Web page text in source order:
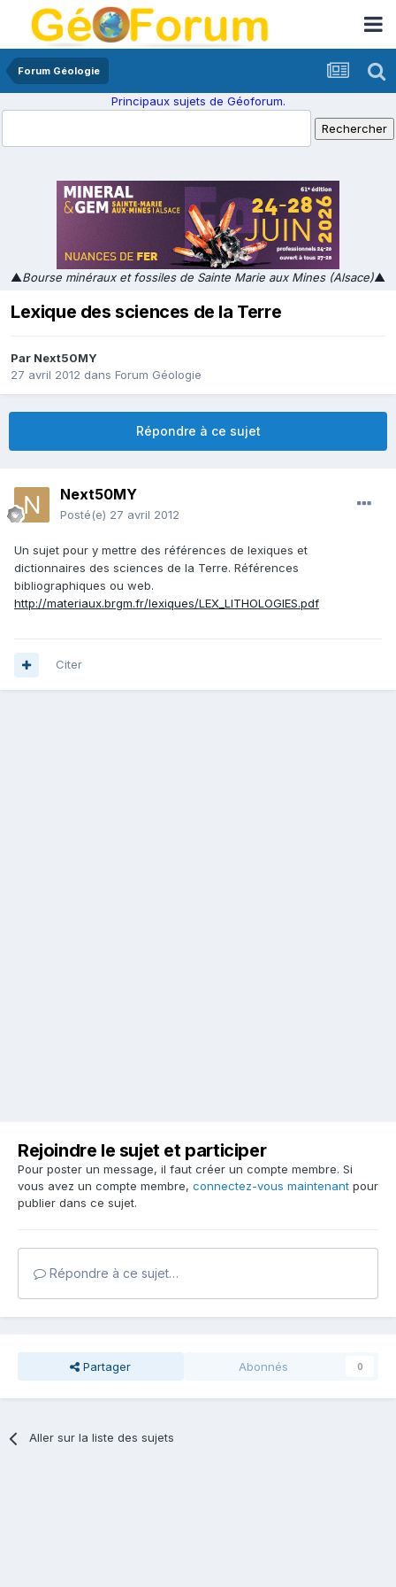
Forum Géologie
Principaux sujets de Géoforum.
▲Bourse minéraux et fossiles de Sainte Marie aux Mines (Alsace)▲
Lexique des sciences de la Terre
Par Next50MY
27 avril 2012 dans Forum Géologie
Répondre à ce sujet
Next50MY
Posté(e) 27 avril 2012
Un sujet pour y mettre des références de lexiques et
dictionnaires des sciences de la Terre. Références
bibliographiques ou web.
http://materiaux.brgm.fr/lexiques/LEX_LITHOLOGIES.pdf
Citer
Rejoindre le sujet et participer
Pour poster un message, il faut créer un compte membre. Si
vous avez un compte membre, connectez-vous maintenant pour
publier dans ce sujet.
Répondre à ce sujet…
Partager Abonnés 0
Aller sur la liste des sujets